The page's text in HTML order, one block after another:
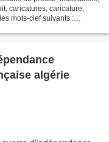
caricatures, caricature,
mots-clef suivants :
algérie